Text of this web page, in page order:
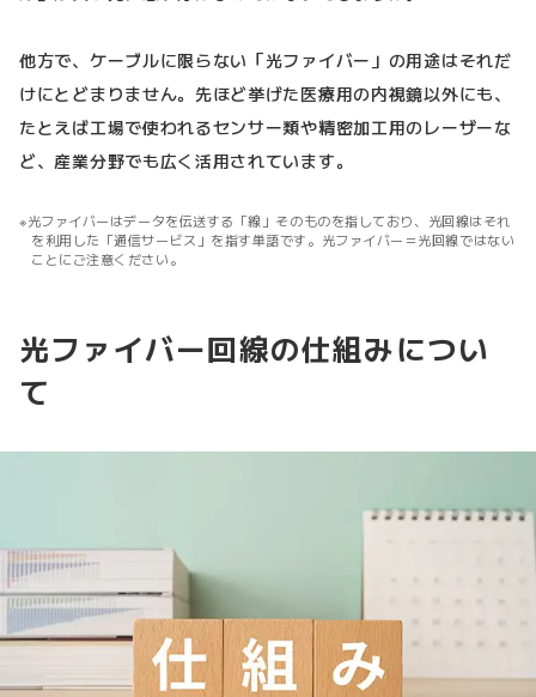
他方で、ケーブルに限らない「光ファイバー」の用途はそれだ
けにとどまりません。先ほど挙げた医療用の内視鏡以外にも、
たとえば工場で使われるセンサー類や精密加工用のレーザーな
ど、産業分野でも広く活用されています。
光ファイバーはデータを伝送する「線」そのものを指しており、光回線はそれ
を利用した「通信サービス」を指す単語です。光ファイバー＝光回線ではない
ことにご注意ください。
光ファイバー回線の仕組みについ
て